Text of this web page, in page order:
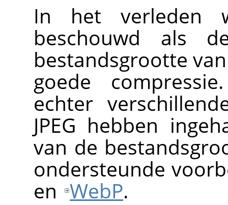
In het verleden
beschouwd als
bestandsgrootte
goede
echter
JPEG hebben
van de
ondersteunde
en WebP.